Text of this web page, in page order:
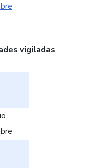
vigiladas